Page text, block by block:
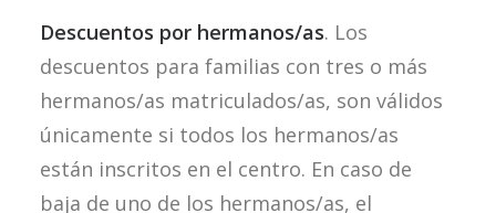
Descuentos por hermanos/as. Los
descuentos para familias con tres o más
hermanos/as matriculados/as, son válidos
únicamente si todos los hermanos/as
están inscritos en el centro. En caso de
baja de uno de los hermanos/as, el